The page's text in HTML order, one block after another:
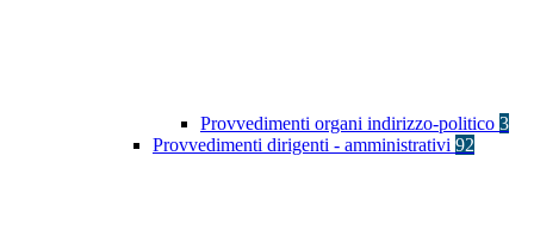
Provvedimenti organi indirizzo-politico 3
Provvedimenti dirigenti - amministrativi 92